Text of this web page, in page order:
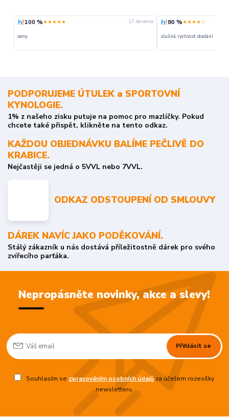
100 %★★★★★ 17. července
ceny
80 %★★★★☆
slušná rychlost dodání
PODPORUJEME ÚTULEK a SPORTOVNÍ
KYNOLOGIE.
1% z našeho zisku putuje na pomoc pro mazlíčky. Pokud
chcete také přispět, klikněte na tento odkaz.
KAŽDOU OBJEDNÁVKU BALÍME PEČLIVĚ DO
KRABICE.
Nejčastěji se jedná o 5VVL nebo 7VVL.
ODKAZ ODSTOUPENÍ OD SMLOUVY
DÁREK NAVÍC JAKO PODĚKOVÁNÍ.
Stálý zákazník u nás dostává příležitostně dárek pro svého
zvířecího parťáka.
Nepropásněte novinky, akce a slevy!
Přihlásit se
Souhlasím se zpracováním osobních údajůza účelem rozesílky
newsletteru.